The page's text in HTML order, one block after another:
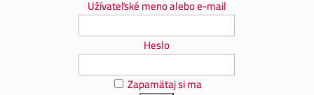
Užívateľské meno alebo e-mail
Heslo
Zapamätaj si ma